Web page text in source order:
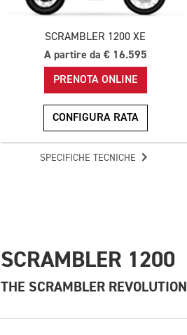
SCRAMBLER 1200 XE
A partire da € 16.595
PRENOTA ONLINE
CONFIGURA RATA
SPECIFICHE TECNICHE
SCRAMBLER 1200
THE SCRAMBLER REVOLUTION